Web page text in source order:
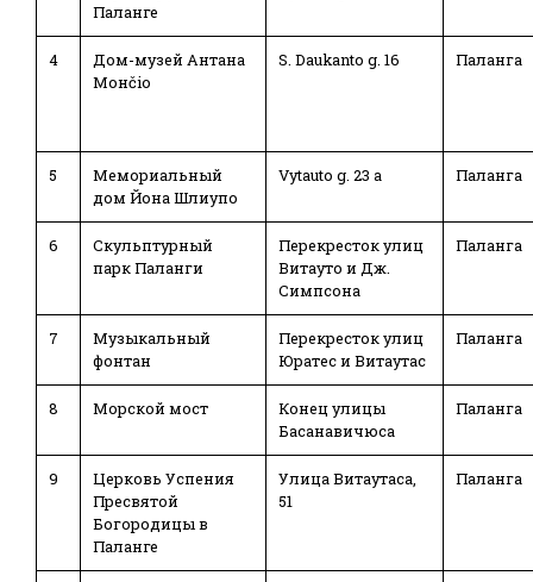
Паланге
4
Дом-музей Антана
Монčio
S. Daukanto g. 16 Паланга
5
Мемориальный
дом Йона Шлиупо
Vytauto g. 23 a Паланга
6
Скульптурный
парк Паланги
Перекресток улиц
Витауто и Дж.
Симпсона
Паланга
7
Музыкальный
фонтан
Перекресток улиц
Юратес и Витаутас
Паланга
8 Морской мост
Конец улицы
Басанавичюса
Паланга
9
Церковь Успения
Пресвятой
Богородицы в
Паланге
Улица Витаутаса,
51
Паланга